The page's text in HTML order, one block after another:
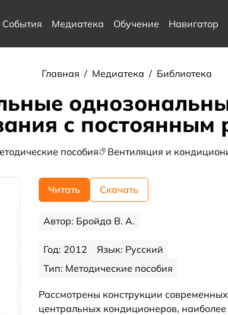
События Медиатека Обучение Навигатор
Главная / Медиатека / Библиотека
с постоянным
пособия Вентиляция и
Читать Скачать
Автор: Бройда В. А.
Год: 2012
Язык: Русский
Тип: Методические пособия
Рассмотрены конструкции современных
центральных кондиционеров, наиболее